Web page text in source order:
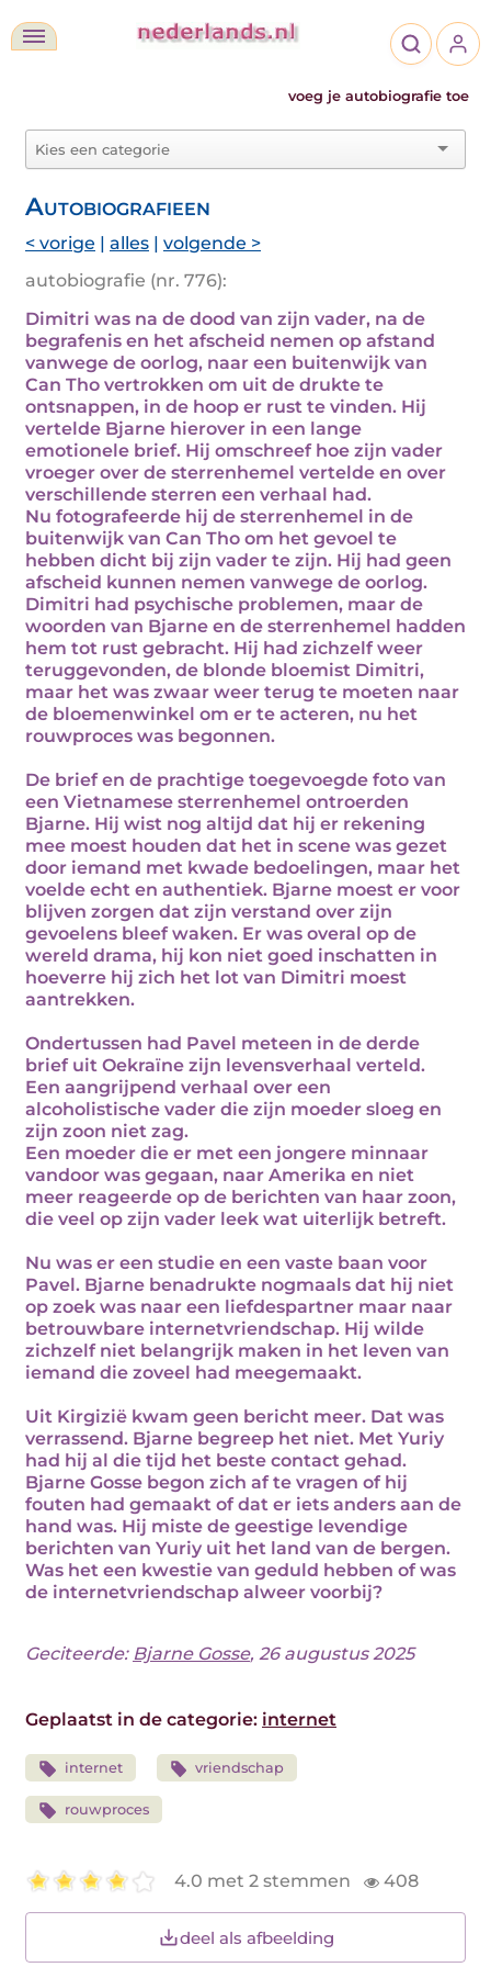
voeg je autobiografie toe
Autobiografieen
< vorige | alles | volgende >
autobiografie (nr. 776):
Dimitri was na de dood van zijn vader, na de
begrafenis en het afscheid nemen op afstand
vanwege de oorlog, naar een buitenwijk van
Can Tho vertrokken om uit de drukte te
ontsnappen, in de hoop er rust te vinden. Hij
vertelde Bjarne hierover in een lange
emotionele brief. Hij omschreef hoe zijn vader
vroeger over de sterrenhemel vertelde en over
verschillende sterren een verhaal had.
Nu fotografeerde hij de sterrenhemel in de
buitenwijk van Can Tho om het gevoel te
hebben dicht bij zijn vader te zijn. Hij had geen
afscheid kunnen nemen vanwege de oorlog.
Dimitri had psychische problemen, maar de
woorden van Bjarne en de sterrenhemel hadden
hem tot rust gebracht. Hij had zichzelf weer
teruggevonden, de blonde bloemist Dimitri,
maar het was zwaar weer terug te moeten naar
de bloemenwinkel om er te acteren, nu het
rouwproces was begonnen.
De brief en de prachtige toegevoegde foto van
een Vietnamese sterrenhemel ontroerden
Bjarne. Hij wist nog altijd dat hij er rekening
mee moest houden dat het in scene was gezet
door iemand met kwade bedoelingen, maar het
voelde echt en authentiek. Bjarne moest er voor
blijven zorgen dat zijn verstand over zijn
gevoelens bleef waken. Er was overal op de
wereld drama, hij kon niet goed inschatten in
hoeverre hij zich het lot van Dimitri moest
aantrekken.
Ondertussen had Pavel meteen in de derde
brief uit Oekraïne zijn levensverhaal verteld.
Een aangrijpend verhaal over een
alcoholistische vader die zijn moeder sloeg en
zijn zoon niet zag.
Een moeder die er met een jongere minnaar
vandoor was gegaan, naar Amerika en niet
meer reageerde op de berichten van haar zoon,
die veel op zijn vader leek wat uiterlijk betreft.
Nu was er een studie en een vaste baan voor
Pavel. Bjarne benadrukte nogmaals dat hij niet
op zoek was naar een liefdespartner maar naar
betrouwbare internetvriendschap. Hij wilde
zichzelf niet belangrijk maken in het leven van
iemand die zoveel had meegemaakt.
Uit Kirgizië kwam geen bericht meer. Dat was
verrassend. Bjarne begreep het niet. Met Yuriy
had hij al die tijd het beste contact gehad.
Bjarne Gosse begon zich af te vragen of hij
fouten had gemaakt of dat er iets anders aan de
hand was. Hij miste de geestige levendige
berichten van Yuriy uit het land van de bergen.
Was het een kwestie van geduld hebben of was
de internetvriendschap alweer voorbij?
Geciteerde: Bjarne Gosse, 26 augustus 2025
Geplaatst in de categorie: internet
internet vriendschap
rouwproces
4.0 met 2 stemmen 408
deel als afbeelding